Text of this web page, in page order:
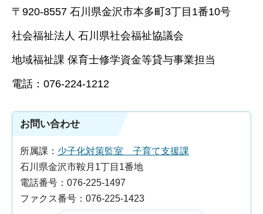
〒920-8557 石川県金沢市本多町3丁目1番10号
社会福祉法人 石川県社会福祉協議会
地域福祉課 保育士修学資金等貸与事業担当
電話：076-224-1212
お問い合わせ
所属課： 少子化対策監室 子育て支援課
石川県金沢市鞍月1丁目1番地
電話番号：076-225-1497
ファクス番号：076-225-1423